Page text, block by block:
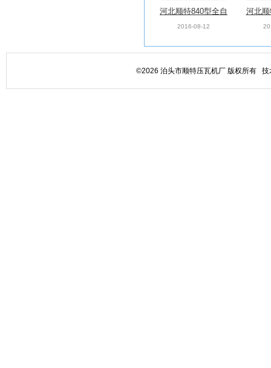
河北顺特840型全自
动彩钢压瓦机
2016-08-12
河北
自动
©2026 泊头市顺特压瓦机厂 版权所有 技